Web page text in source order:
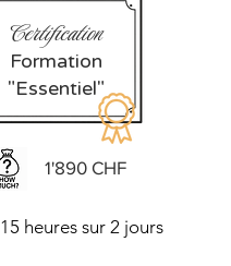
Certification
Formation
"Essentiel"
1'890 CHF
15 heures sur 2 jours